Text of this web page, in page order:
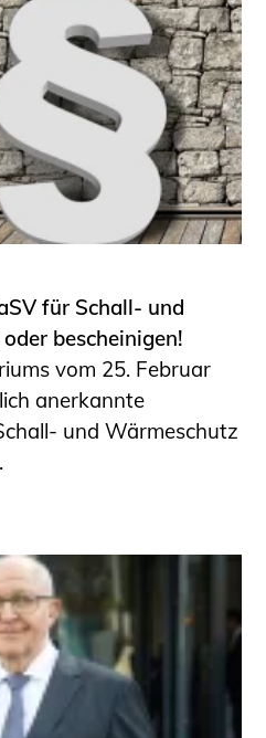
innen
und
und
der IK-Bau
und Schüler
Praxis-
für Schall- und
bescheinigen!
vom 25. Februar
anerkannte
und Wärmeschutz